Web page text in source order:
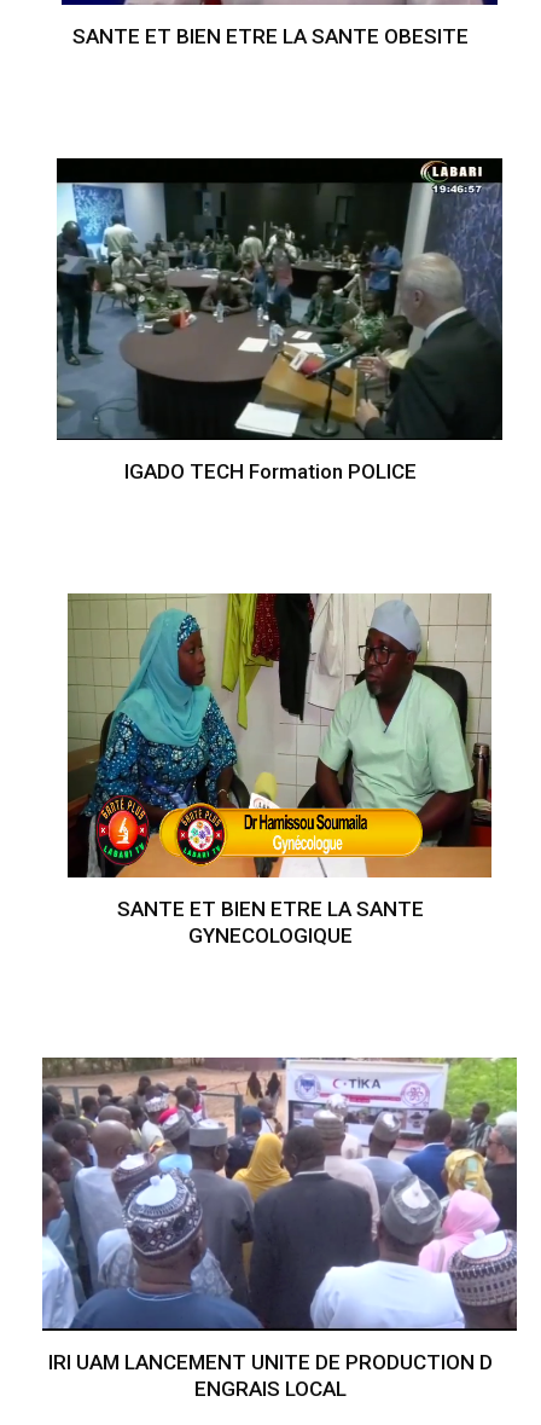
SANTE ET BIEN ETRE LA SANTE OBESITE
IGADO TECH Formation POLICE
SANTE ET BIEN ETRE LA SANTE
GYNECOLOGIQUE
IRI UAM LANCEMENT UNITE DE PRODUCTION D
ENGRAIS LOCAL